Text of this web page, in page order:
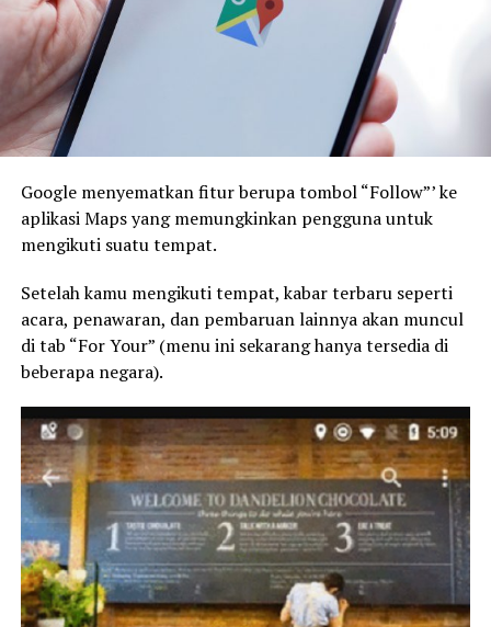
Google menyematkan fitur berupa tombol “Follow”’ ke
aplikasi Maps yang memungkinkan pengguna untuk
mengikuti suatu tempat.
Setelah kamu mengikuti tempat, kabar terbaru seperti
acara, penawaran, dan pembaruan lainnya akan muncul
di tab “For Your” (menu ini sekarang hanya tersedia di
beberapa negara).